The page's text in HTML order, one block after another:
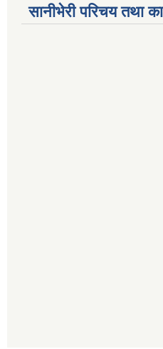
सानीभेरी परिचय तथा